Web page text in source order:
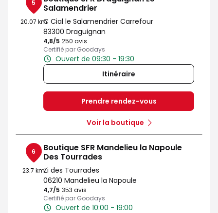
5
20.07 km
Salamendrier
C Cial le Salamendrier Carrefour
83300 Draguignan
4,8/5 Note de 4.8 sur 5
250 avis
Certifié par Goodays
Ouvert de 09:30 - 19:30
Itinéraire
Prendre rendez-vous
Voir la boutique
6
23.7 km
Boutique SFR Mandelieu la Napoule
Des Tourrades
Zi des Tourrades
06210 Mandelieu la Napoule
4,7/5 Note de 4.7 sur 5
353 avis
Certifié par Goodays
Ouvert de 10:00 - 19:00